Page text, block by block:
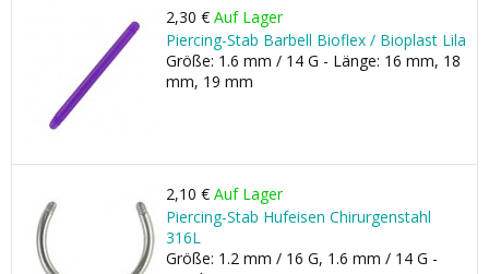
2,30 € Auf Lager
Piercing-Stab Barbell Bioflex / Bioplast Lila
Größe: 1.6 mm / 14 G - Länge: 16 mm, 18
mm, 19 mm
2,10 € Auf Lager
Piercing-Stab Hufeisen Chirurgenstahl
316L
Größe: 1.2 mm / 16 G, 1.6 mm / 14 G -